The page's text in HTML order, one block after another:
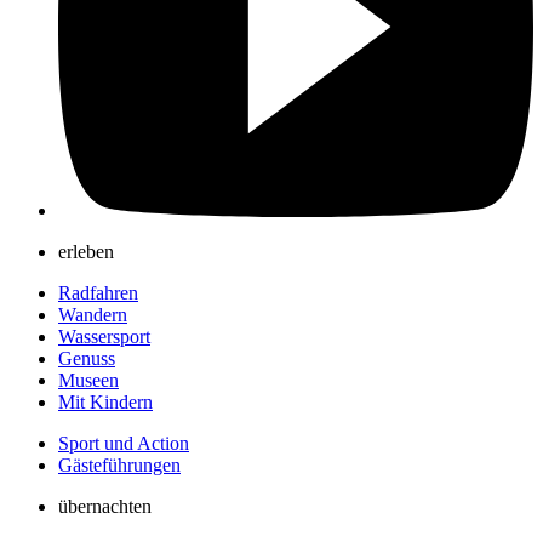
erleben
Radfahren
Wandern
Wassersport
Genuss
Museen
Mit Kindern
Sport und Action
Gästeführungen
übernachten